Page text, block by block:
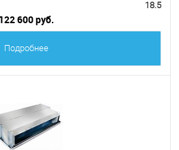
18.5
122 600 руб.
Подробнее